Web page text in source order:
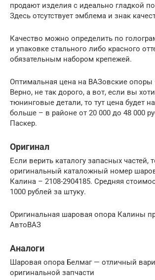
продают изделия с идеально гладкой
Здесь отсутствует эмблема и знак
Качество можно определить по
и упаковке стального либо красного
обязательным набором крепежей.
Оптимальная цена на ВАЗовские опоры
Верно, не так дорого, а вот, если вы
тюнинговые детали, то тут цена будет
больше – в районе от 20 000 до 48 000
Паскер.
Оригинал
Если верить каталогу запасных частей,
оригинальный каталожный номер
Калина – 2108-2904185. Средняя
1000 рублей за штуку.
Оригинальная шаровая опора Калины
АвтоВАЗ
Аналоги
Шаровая опора Белмаг — отличный
оригинальной запчасти